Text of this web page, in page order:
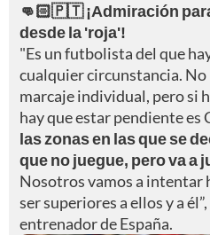
👊🏻🇵🇹 ¡Admiración
desde la 'roja'!
"Es un futbolista del que
cualquier circunstancia. No
marcaje individual, pero si
hay que estar pendiente es
las zonas en las que se
que no juegue, pero va a
Nosotros vamos a intentar
ser superiores a ellos y a
entrenador de España.